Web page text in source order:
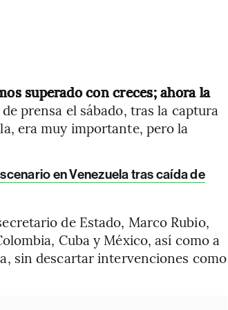
superado con creces; ahora la
prensa el sábado, tras la captura
era muy importante, pero la
en Venezuela tras caída de
de Estado, Marco Rubio,
Cuba y México, así como a
sin descartar intervenciones como